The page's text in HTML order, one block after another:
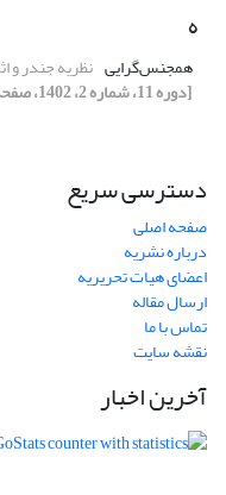
ه
همجنس‌گرایی نظریه جندر و
[دوره 11، شماره 2، 1402، صفحه 77-107]
دسترسی سریع
صفحه اصلی
درباره نشریه
اعضای هیات تحریریه
ارسال مقاله
تماس با ما
نقشه سایت
آخرین اخبار